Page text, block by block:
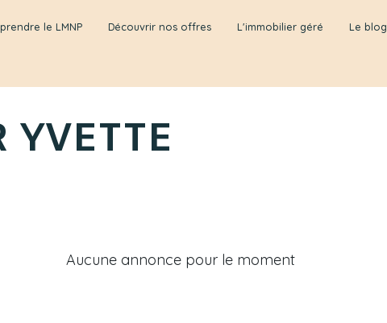
le LMNP Découvrir nos offres L'immobilier géré Le blog
YVETTE
Aucune annonce pour le moment